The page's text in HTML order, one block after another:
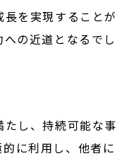
を実現することが
の近道となるでし
し、持続可能な事
に利用し、他者に